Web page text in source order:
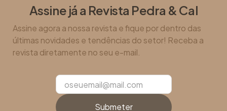
Assine já a Revista Pedra & Cal
Assine agora a nossa revista e fique por dentro das
últimas novidades e tendências do setor! Receba a
revista diretamente no seu e-mail.